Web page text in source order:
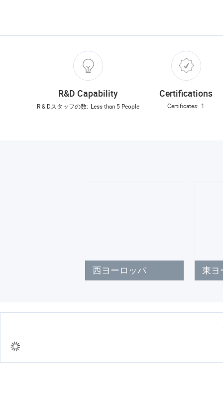
R&D Capability
R & Dスタッフの数: Less than 5 People
Certifications
Certificates: 1
西ヨーロッパ 東ヨ